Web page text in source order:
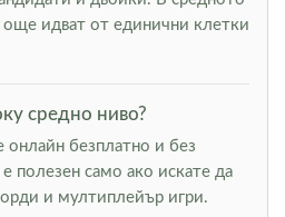
още идват от единични клетки
средно ниво?
безплатно и без
полезен само ако искате да
и мултиплейър игри.